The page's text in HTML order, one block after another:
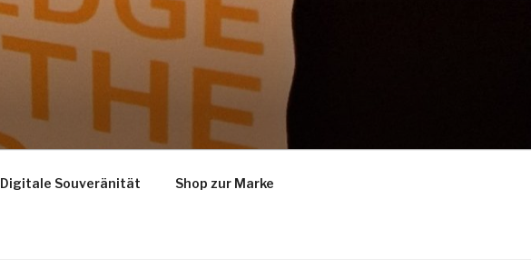
Digitale Souveränität Shop zur Marke